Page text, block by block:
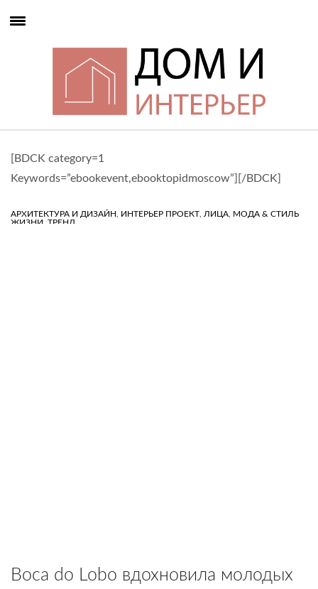
[BDCK category=1
Keywords=”ebookevent,ebooktopidmoscow”][/BDCK]
АРХИТЕКТУРА И ДИЗАЙН, ИНТЕРЬЕР ПРОЕКТ, ЛИЦА, МОДА & СТИЛЬ
ЖИЗНИ ТРЕНД
Boca do Lobo вдохновила молодых